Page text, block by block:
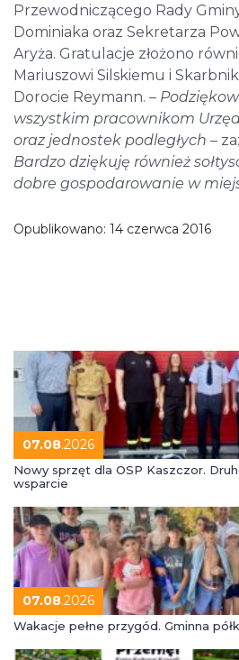
Przewodniczącego Rady
Dominiaka oraz Sekretarza
Aryża. Gratulacje złożono
Mariuszowi Silskiemu i
Dorocie Reymann. –
wszystkim pracownikom
oraz jednostek podległych –
Bardzo dziękuję również
dobre gospodarowanie w
Opublikowano: 14 czerwca 2016
07.08.2026
Nowy sprzęt dla OSP Kaszczor.
wsparcie
07.08.2026
Wakacje pełne przygód. Gminna